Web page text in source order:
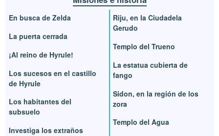
En busca de Zelda
La puerta cerrada
¡Al reino de Hyrule!
Los sucesos en el castillo
de Hyrule
Los habitantes del
subsuelo
Investiga los extraños
Riju, en la Ciudadela
Gerudo
Templo del Trueno
La estatua cubierta de
fango
Sidon, en la región de los
zora
Templo del Agua